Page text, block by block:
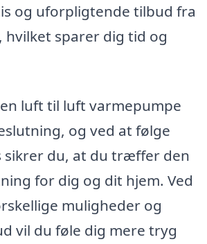
og uforpligtende tilbud fra
hvilket sparer dig tid og
luft til luft varmepumpe
og ved at følge
sikrer du, at du træffer den
for dig og dit hjem. Ved
muligheder og
vil du føle dig mere tryg